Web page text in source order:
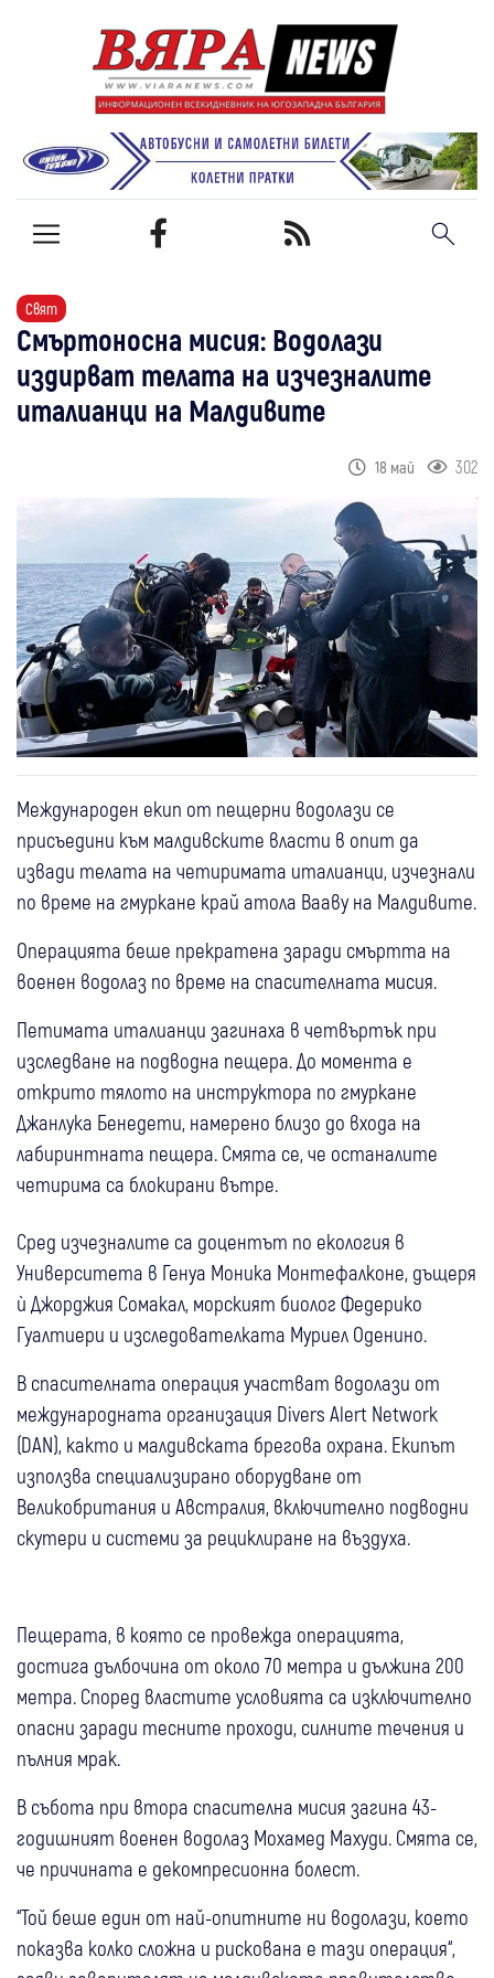
Свят
Смъртоносна мисия: Водолази
издирват телата на изчезналите
италианци на Малдивите
18 май 302
Международен екип от пещерни водолази се
присъедини към малдивските власти в опит да
извади телата на четиримата италианци, изчезнали
по време на гмуркане край атола Вааву на Малдивите.
Операцията беше прекратена заради смъртта на
военен водолаз по време на спасителната мисия.
Петимата италианци загинаха в четвъртък при
изследване на подводна пещера. До момента е
открито тялото на инструктора по гмуркане
Джанлука Бенедети, намерено близо до входа на
лабиринтната пещера. Смята се, че останалите
четирима са блокирани вътре.
Сред изчезналите са доцентът по екология в
Университета в Генуа Моника Монтефалконе, дъщеря
ѝ Джорджия Сомакал, морският биолог Федерико
Гуалтиери и изследователката Муриел Оденино.
В спасителната операция участват водолази от
международната организация Divers Alert Network
(DAN), както и малдивската брегова охрана. Екипът
използва специализирано оборудване от
Великобритания и Австралия, включително подводни
скутери и системи за рециклиране на въздуха.
Пещерата, в която се провежда операцията,
достига дълбочина от около 70 метра и дължина 200
метра. Според властите условията са изключително
опасни заради тесните проходи, силните течения и
пълния мрак.
В събота при втора спасителна мисия загина 43-
годишният военен водолаз Мохамед Махуди. Смята се,
че причината е декомпресионна болест.
“Той беше един от най-опитните ни водолази, което
показва колко сложна и рискована е тази операция“,